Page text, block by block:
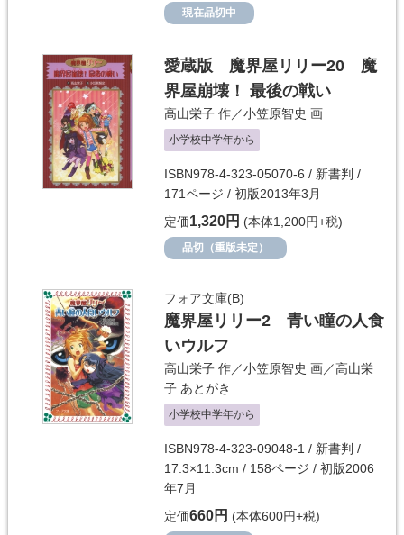
現在品切中
愛蔵版 魔界屋リリー20 魔
界屋崩壊！ 最後の戦い
高山栄子 作／小笠原智史 画
小学校中学年から
ISBN978-4-323-05070-6 / 新書判 /
171ページ / 初版2013年3月
定価1,320円 (本体1,200円+税)
品切（重版未定）
フォア文庫(B)
魔界屋リリー2 青い瞳の人食
いウルフ
高山栄子 作／小笠原智史 画／高山栄
子 あとがき
小学校中学年から
ISBN978-4-323-09048-1 / 新書判 /
17.3×11.3cm / 158ページ / 初版2006
年7月
定価660円 (本体600円+税)